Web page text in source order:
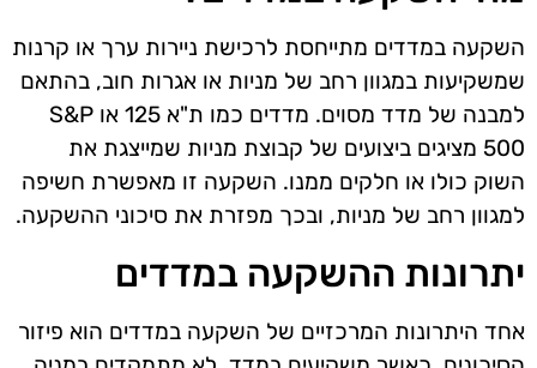
השקעה במדדים מתייחסת לרכישת ניירות ערך או קרנות
שמשקיעות במגוון רחב של מניות או אגרות חוב, בהתאם
למבנה של מדד מסוים. מדדים כמו ת"א 125 או S&P
500 מציגים ביצועים של קבוצת מניות שמייצגת את
השוק כולו או חלקים ממנו. השקעה זו מאפשרת חשיפה
למגוון רחב של מניות, ובכך מפזרת את סיכוני ההשקעה.
יתרונות ההשקעה במדדים
אחד היתרונות המרכזיים של השקעה במדדים הוא פיזור